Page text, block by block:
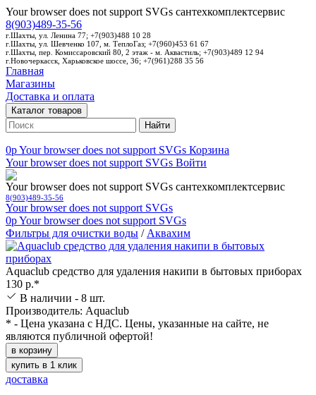
Your browser does not support SVGs сантехкомплектсервис
8(903)489-35-56
г.Шахты, ул. Ленина 77; +7(903)488 10 28
г.Шахты, ул. Шевченко 107, м. ТеплоГаз; +7(960)453 61 67
г.Шахты, пер. Комиссаровский 80, 2 этаж - м. Аквастиль; +7(903)489 12 94
г.Новочеркасск, Харьковское шоссе, 36; +7(961)288 35 56
Главная
Магазины
Доставка и оплата
Каталог товаров
Найти
0pYour browser does not support SVGs Корзина
Your browser does not support SVGs Войти
Your browser does not support SVGs сантехкомплектсервис
8(903)489-35-56
Your browser does not support SVGs
0pYour browser does not support SVGs
Фильтры для очистки воды / Аквахим
Aquaclub средство для удаления накипи в бытовых приборах
130 р.*
В наличии - 8 шт.
Производитель: Aquaclub
* - Цена указана с НДС. Цены, указанные на сайте, не
являются публичной офертой!
в корзину
купить в 1 клик
доставка